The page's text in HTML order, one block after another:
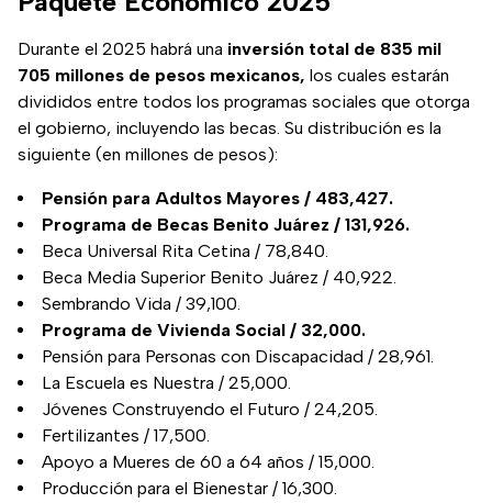
Durante el 2025 habrá una inversión total de 835 mil
705 millones de pesos mexicanos, los cuales estarán
divididos entre todos los programas sociales que otorga
el gobierno, incluyendo las becas. Su distribución es la
siguiente (en millones de pesos):
Pensión para Adultos Mayores / 483,427.
Programa de Becas Benito Juárez / 131,926.
Beca Universal Rita Cetina / 78,840.
Beca Media Superior Benito Juárez / 40,922.
Sembrando Vida / 39,100.
Programa de Vivienda Social / 32,000.
Pensión para Personas con Discapacidad / 28,961.
La Escuela es Nuestra / 25,000.
Jóvenes Construyendo el Futuro / 24,205.
Fertilizantes / 17,500.
Apoyo a Mueres de 60 a 64 años / 15,000.
Producción para el Bienestar / 16,300.